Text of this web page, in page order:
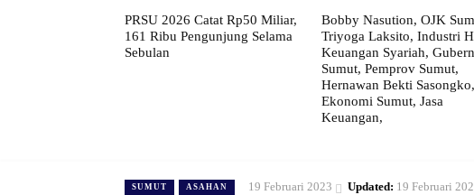
PRSU 2026 Catat Rp50 Miliar,
161 Ribu Pengunjung Selama
Sebulan
Bobby Nasution, OJK
Triyoga Laksito, Industri
Keuangan Syariah,
Sumut, Pemprov Sumut,
Hernawan Bekti Sasongko,
Ekonomi Sumut, Jasa
Keuangan,
SUMUT ASAHAN 19 Februari 2023 Updated: 19 Februari